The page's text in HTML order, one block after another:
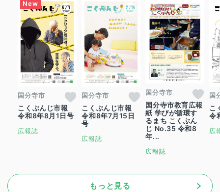
国分寺市
こくぶんじ市報
令和8年8月1日号
広報誌
国分寺市
こくぶんじ市報
令和8年7月15日
号
広報誌
国分寺市
国分寺市教育広報
紙 学びが循環す
るまち こくぶん
じ No.35 令和8
年...
広報誌
国
こ
令
広
もっと見る